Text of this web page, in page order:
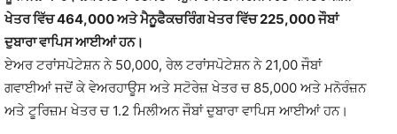
ਖੇਤਰ ਵਿੱਚ 464,000 ਅਤੇ ਮੈਨੂਫੈਕਚਰਿੰਗ ਖੇਤਰ ਵਿੱਚ 225,000 ਜੌਬਾਂ
ਦੁਬਾਰਾ ਵਾਪਿਸ ਆਈਆਂ ਹਨ।
ਏਅਰ ਟਰਾਂਸਪੋਟੇਸ਼ਨ ਨੇ 50,000, ਰੇਲ ਟਰਾਂਸਪੋਟੇਸ਼ਨ ਨੇ 21,00 ਜੌਬਾਂ
ਗਵਾਈਆਂ ਜਦੋਂ ਕੇ ਵੇਅਰਹਾਊਸ ਅਤੇ ਸਟੋਰੇਜ਼ ਖੇਤਰ ਚ 85,000 ਅਤੇ ਮਨੋਰੰਜ਼ਨ
ਅਤੇ ਟੂਰਿਜ਼ਮ ਖੇਤਰ ਚ 1.2 ਮਿਲੀਅਨ ਜੌਬਾਂ ਦੁਬਾਰਾ ਵਾਪਿਸ ਆਈਆਂ ਹਨ।